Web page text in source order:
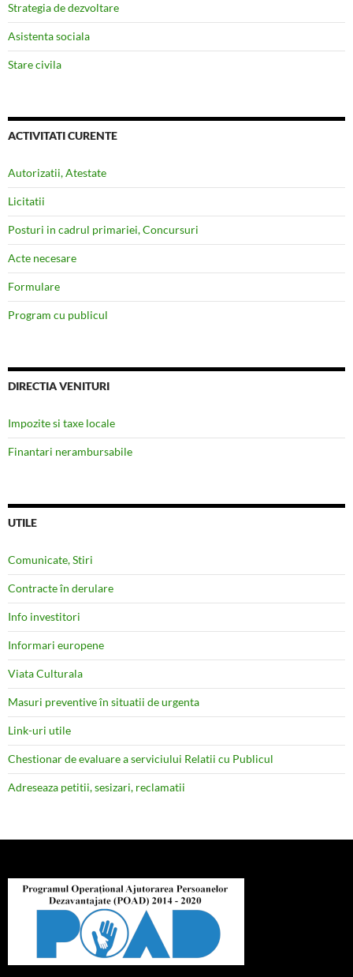
Strategia de dezvoltare
Asistenta sociala
Stare civila
ACTIVITATI CURENTE
Autorizatii, Atestate
Licitatii
Posturi in cadrul primariei, Concursuri
Acte necesare
Formulare
Program cu publicul
DIRECTIA VENITURI
Impozite si taxe locale
Finantari nerambursabile
UTILE
Comunicate, Stiri
Contracte în derulare
Info investitori
Informari europene
Viata Culturala
Masuri preventive în situatii de urgenta
Link-uri utile
Chestionar de evaluare a serviciului Relatii cu Publicul
Adreseaza petitii, sesizari, reclamatii